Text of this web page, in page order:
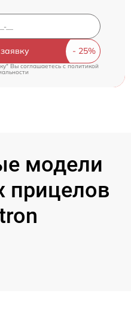
Вы соглашаетесь c политикой
модели
прицелов